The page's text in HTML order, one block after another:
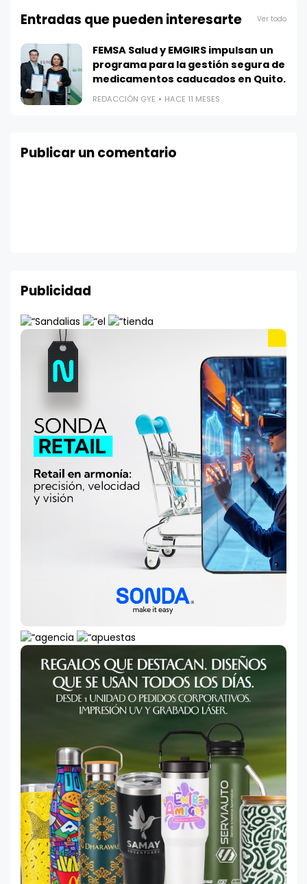
Entradas que pueden interesarte Ver todo
FEMSA Salud y EMGIRS impulsan un
programa para la gestión segura de
medicamentos caducados en Quito.
REDACCIÓN GYE HACE 11 MESES
Publicar un comentario
Publicidad